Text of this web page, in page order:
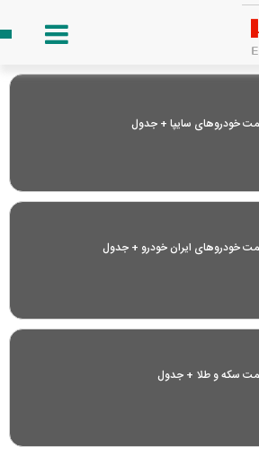
خودرو‌های سایپا + جدول
خودرو‌های ایران خودرو + جدول
سکه و طلا + جدول